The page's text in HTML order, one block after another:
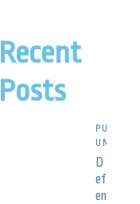
Recent
Posts
D
ef
en